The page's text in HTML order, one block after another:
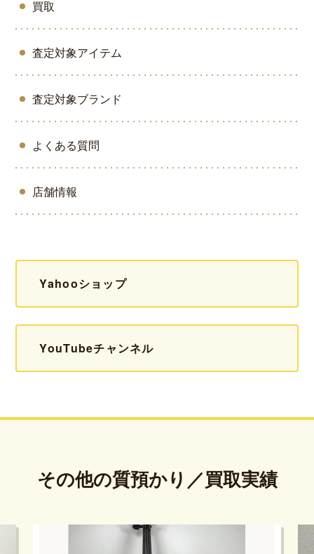
買取
査定対象アイテム
査定対象ブランド
よくある質問
店舗情報
Yahooショップ
YouTubeチャンネル
その他の質預かり／買取実績